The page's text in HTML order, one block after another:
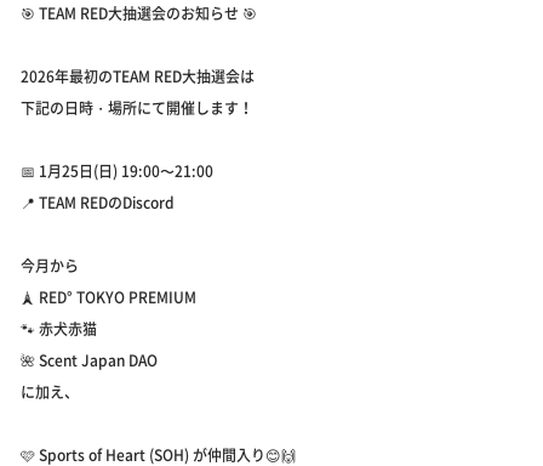
🎯 TEAM RED大抽選会のお知らせ 🎯
2026年最初のTEAM RED大抽選会は
下記の日時・場所にて開催します！
📅 1月25日(日) 19:00〜21:00
📍 TEAM REDのDiscord
今月から
🗼 RED° TOKYO PREMIUM
🐾 赤犬赤猫
🌺 Scent Japan DAO
に加え、
🩷 Sports of Heart (SOH) が仲間入り😊🙌